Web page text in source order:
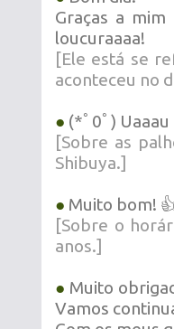
Graças a
loucuraaaa!
[Ele está se
aconteceu no
● (*ﾟ0ﾟ) Uaaau
[Sobre as
Shibuya.]
● Muito bom!
[Sobre o
anos.]
● Muito
Vamos